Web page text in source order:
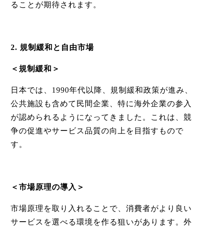
ることが期待されます。
2. 規制緩和と自由市場
＜規制緩和＞
日本では、1990年代以降、規制緩和政策が進み、
公共施設も含めて民間企業、特に海外企業の参入
が認められるようになってきました。これは、競
争の促進やサービス品質の向上を目指すもので
す。
＜市場原理の導入＞
市場原理を取り入れることで、消費者がより良い
サービスを選べる環境を作る狙いがあります。外